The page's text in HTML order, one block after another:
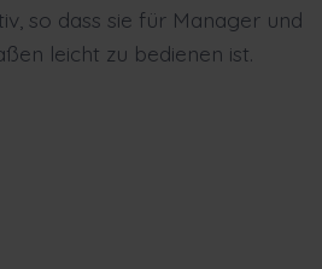
so dass sie für Manager und
leicht zu bedienen ist.